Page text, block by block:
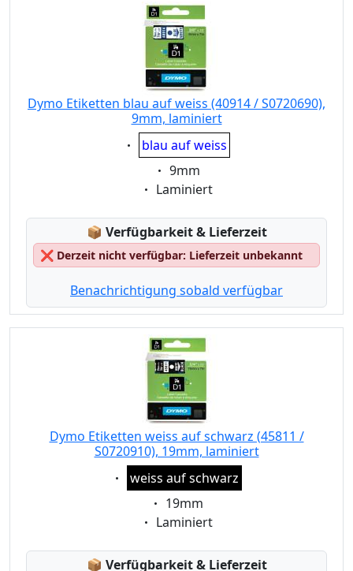
Dymo Etiketten blau auf weiss (40914 / S0720690),
9mm, laminiert
Eigenschaft:
blau auf weiss
Eigenschaft:
9mm
Eigenschaft:
Laminiert
📦 Lagerstatus:
Verfügbarkeit & Lieferzeit
❌ Derzeit nicht verfügbar: Lieferzeit unbekannt
Benachrichtigung sobald verfügbar
Dymo Etiketten weiss auf schwarz (45811 /
S0720910), 19mm, laminiert
Eigenschaft:
weiss auf schwarz
Eigenschaft:
19mm
Eigenschaft:
Laminiert
📦 Lagerstatus:
Verfügbarkeit & Lieferzeit